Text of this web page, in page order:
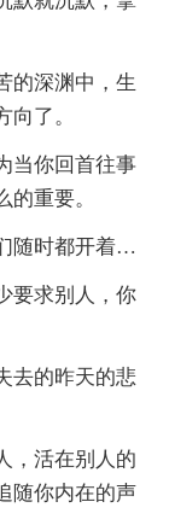
深渊中，生
了。
你回首往事
重要。
随时都开着…
求别人，你
的昨天的悲
活在别人的
随你内在的声